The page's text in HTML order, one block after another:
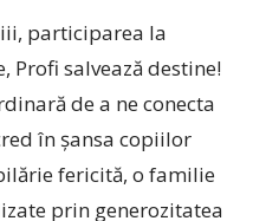
participarea la
Profi salvează destine!
de a ne conecta
în șansa copiilor
fericită, o familie
prin generozitatea